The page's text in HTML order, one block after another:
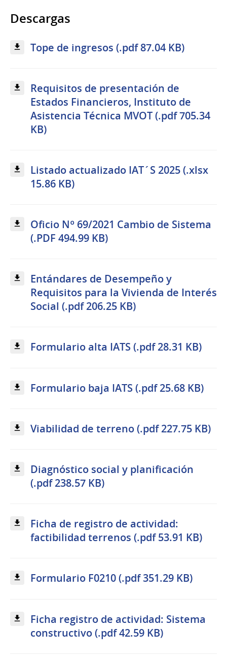
Descargas
Tope de ingresos (.pdf 87.04 KB)
Requisitos de presentación de
Estados Financieros, Instituto de
Asistencia Técnica MVOT (.pdf 705.34
KB)
Listado actualizado IAT´S 2025 (.xlsx
15.86 KB)
Oficio Nº 69/2021 Cambio de Sistema
(.PDF 494.99 KB)
Entándares de Desempeño y
Requisitos para la Vivienda de Interés
Social (.pdf 206.25 KB)
Formulario alta IATS (.pdf 28.31 KB)
Formulario baja IATS (.pdf 25.68 KB)
Viabilidad de terreno (.pdf 227.75 KB)
Diagnóstico social y planificación
(.pdf 238.57 KB)
Ficha de registro de actividad:
factibilidad terrenos (.pdf 53.91 KB)
Formulario F0210 (.pdf 351.29 KB)
Ficha registro de actividad: Sistema
constructivo (.pdf 42.59 KB)